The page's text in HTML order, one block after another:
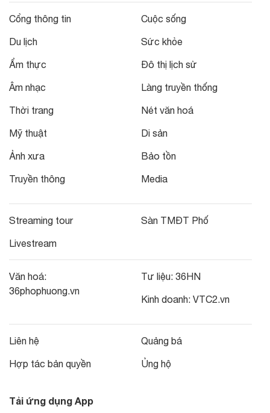
Cổng thông tin
Du lịch
Ẩm thực
Âm nhạc
Thời trang
Mỹ thuật
Ảnh xưa
Truyền thông
Cuộc sống
Sức khỏe
Đô thị lịch sử
Làng truyền thống
Nét văn hoá
Di sản
Bảo tồn
Media
Streaming tour
Livestream
Sàn TMĐT Phố
Văn hoá:
36phophuong.vn
Tư liệu: 36HN
Kinh doanh: VTC2.vn
Liên hệ
Hợp tác bản quyền
Quảng bá
Ủng hộ
Tải ứng dụng App